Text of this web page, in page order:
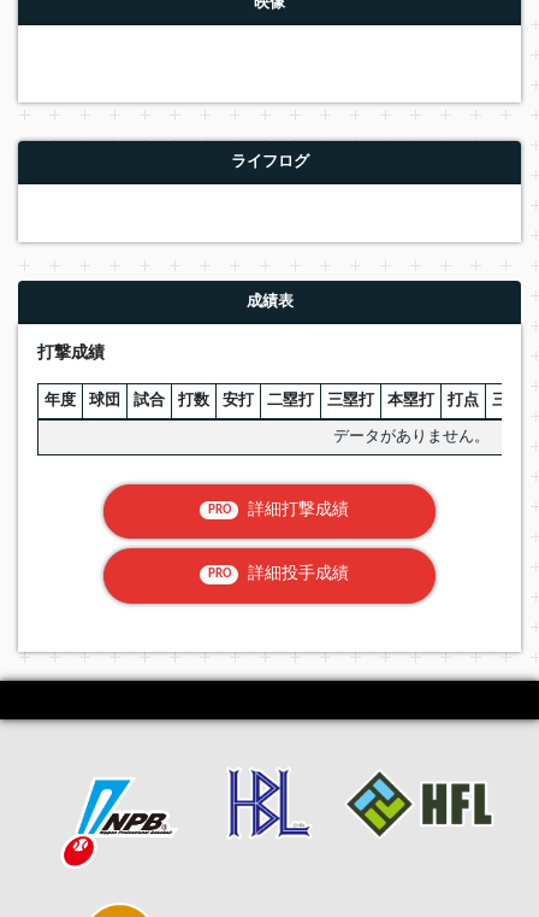
ライフログ
成績表
打撃成績
年度 球団 試合 打数 安打 二塁打 三塁打 本塁打 打点 三振
データがありません。
PRO 詳細打撃成績
PRO 詳細投手成績